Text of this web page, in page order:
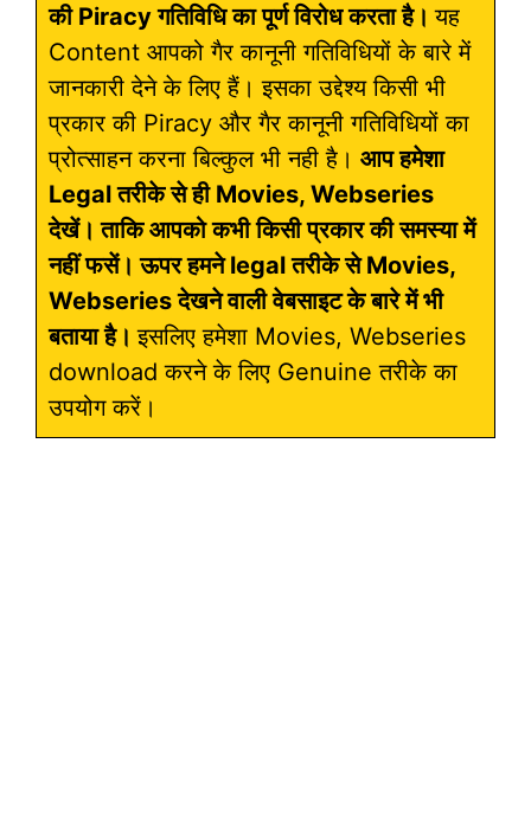
की Piracy गतिविधि का पूर्ण विरोध करता है।यह
Content आपको गैर कानूनी गतिविधियों के बारे में
जानकारी देने के लिए हैं। इसका उद्देश्य किसी भी
प्रकार की Piracy और गैर कानूनी गतिविधियों का
प्रोत्साहन करना बिल्कुल भी नही है। आप हमेशा
Legal तरीके से ही Movies, Webseries
देखें। ताकि आपको कभी किसी प्रकार की समस्या में
नहीं फसें। ऊपर हमने legal तरीके से Movies,
Webseries देखने वाली वेबसाइट के बारे में भी
बताया है।इसलिए हमेशा Movies, Webseries
download करने के लिए Genuine तरीके का
उपयोग करें।